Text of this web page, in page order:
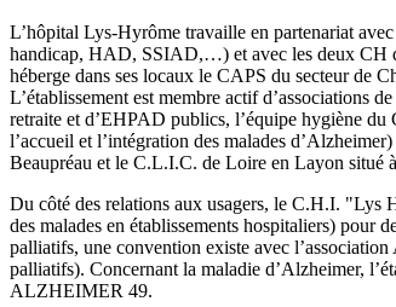
L’hôpital Lys-Hyrôme travaille en partenariat
handicap, HAD, SSIAD,…) et avec les deux CH
héberge dans ses locaux le CAPS du secteur de
L’établissement est membre actif d’associations
retraite et d’EHPAD publics, l’équipe hygiène
l’accueil et l’intégration des malades
Beaupréau et le C.L.I.C. de Loire en Layon situé
Du côté des relations aux usagers, le C.H.I. "Lys
des malades en établissements hospitaliers) pour
palliatifs, une convention existe avec
palliatifs). Concernant la maladie d’Alzheimer,
ALZHEIMER 49.